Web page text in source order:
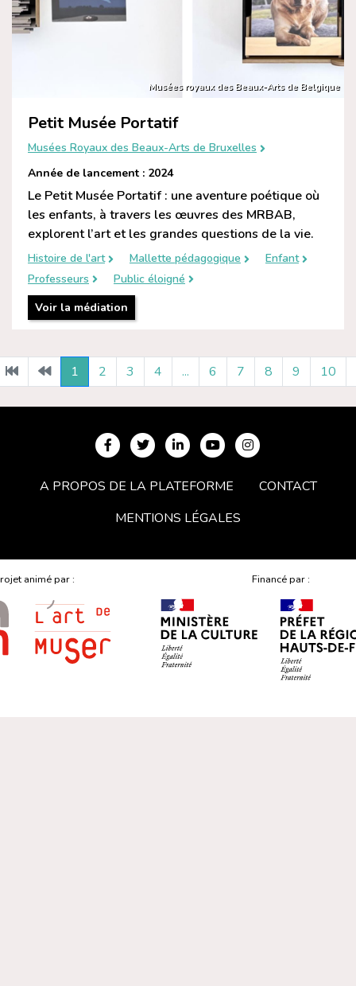
Musées royaux des Beaux-Arts de Belgique
Petit Musée Portatif
Musées Royaux des Beaux-Arts de Bruxelles
Année de lancement : 2024
Le Petit Musée Portatif : une aventure poétique où
les enfants, à travers les œuvres des MRBAB,
explorent l’art et les grandes questions de la vie.
Histoire de l'art Mallette pédagogique
Enfant
Professeurs
Public éloigné
Voir la médiation
1 2 3 4 ... 6 7 8 9 10
A PROPOS DE LA PLATEFORME
CONTACT
MENTIONS LÉGALES
animé par : Financé par :